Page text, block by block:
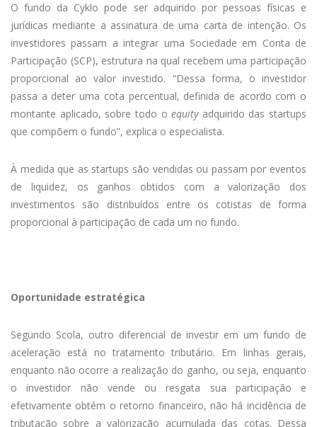
O fundo da Cyklo pode ser adquirido por pessoas físicas e
jurídicas mediante a assinatura de uma carta de intenção. Os
investidores passam a integrar uma Sociedade em Conta de
Participação (SCP), estrutura na qual recebem uma participação
proporcional ao valor investido. “Dessa forma, o investidor
passa a deter uma cota percentual, definida de acordo com o
montante aplicado, sobre todo oequityadquirido das startups
que compõem o fundo”, explica o especialista.
À medida que as startups são vendidas ou passam por eventos
de liquidez, os ganhos obtidos com a valorização dos
investimentos são distribuídos entre os cotistas de forma
proporcional à participação de cada um no fundo.
Oportunidade estratégica
Segundo Scola, outro diferencial de investir em um fundo de
aceleração está no tratamento tributário. Em linhas gerais,
enquanto não ocorre a realização do ganho, ou seja, enquanto
o investidor não vende ou resgata sua participação e
efetivamente obtém o retorno financeiro, não há incidência de
tributação sobre a valorização acumulada das cotas. Dessa